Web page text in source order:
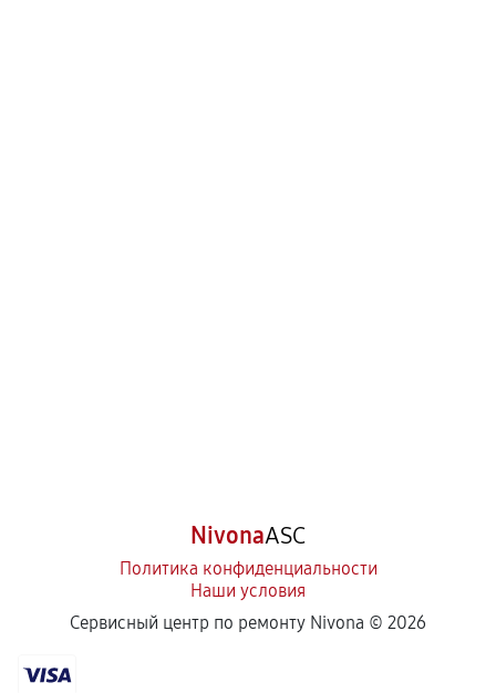
NivonaASC
Политика конфиденциальности
Наши условия
Сервисный центр по ремонту Nivona © 2026